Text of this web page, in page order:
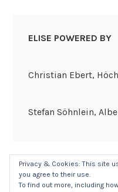
ELISE POWERED BY
Christian Ebert,
Stefan Söhnlein,
Privacy & Cookies: This site
you agree to their use.
To find out more, including